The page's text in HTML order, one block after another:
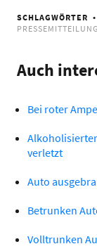
SCHLAGWÖRTER
Auch
Bei roter
verletzt
Auto
Betrunken
Volltrunken